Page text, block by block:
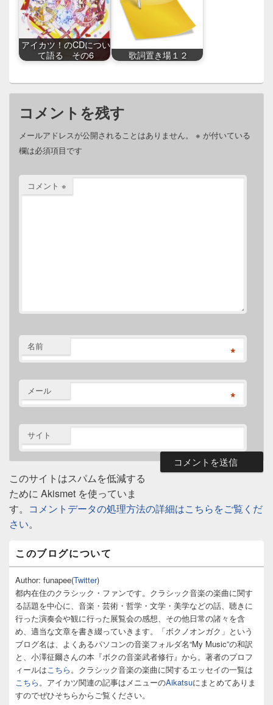
アイカツ！のCDについ
て語る その6
歌詞置き場１２
コメントを残す
メールアドレスが公開されることはありません。 ※ が付いている
欄は必須項目です
コメント ※
名前 *
メール *
サイト
このサイトはスパムを低減する
ために Akismet を使っていま
す。 コメントデータの処理方法の詳細はこちらをご覧くだ
さい。
ン
サ
イ
バ
ー
ウ
ィ
ト
エ
このブログについて
Author: funapee(Twitter)
都内在住のクラシック・ファンです。クラシック音楽の楽曲に関す
る話題を中心に、音楽・芸術・哲学・文学・美学などの話、聴きに
行った演奏会や観に行った展覧会の感想、その他日常の諸々を含
め、適当な文章を書き綴っていきます。「ボクノオンガク」という
ブログ名は、よくあるパソコンの音楽フォルダ名“My Music”の和訳
と、小澤征爾さんの本『ボクの音楽武者修行』から。著者のプロフ
ィールは こちら 。クラシック音楽の楽曲に関するエッセイの一覧は
こちら 。アイカツ関連の記事はメニューのAikatsuにまとめてありま
すのでぜひそちらからご覧ください。